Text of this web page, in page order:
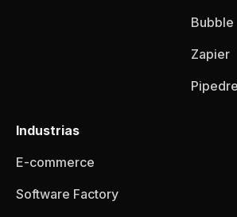
Bubble
Zapier
Industrias
E-commerce
Software Factory